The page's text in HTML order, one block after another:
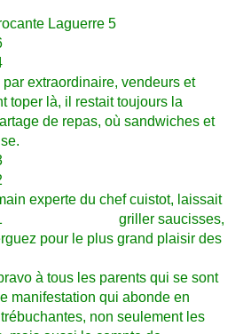
par extraordinaire, vendeurs et
toper là, il restait toujours la
de repas, où sandwiches et
experte du chef cuistot, laissait
griller saucisses,
pour le plus grand plaisir des
à tous les parents qui se sont
manifestation qui abonde en
non seulement les